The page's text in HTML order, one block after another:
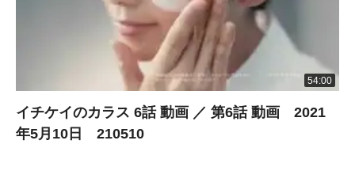
54:00
イチケイのカラス 6話 動画 ／ 第6話 動画 2021
年5月10日 210510